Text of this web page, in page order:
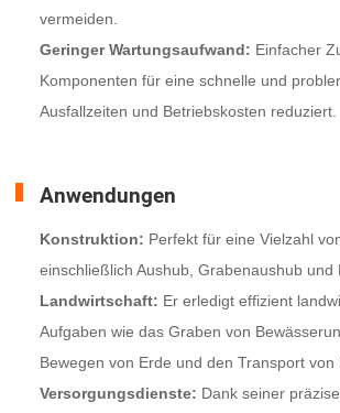
vermeiden.
Geringer Wartungsaufwand: Einfacher
Komponenten für eine schnelle und
Ausfallzeiten und Betriebskosten reduziert.
Anwendungen
Konstruktion: Perfekt für eine Vielzahl
einschließlich Aushub, Grabenaushub und
Landwirtschaft: Er erledigt effizient
Aufgaben wie das Graben von
Bewegen von Erde und den Transport von
Versorgungsdienste: Dank seiner